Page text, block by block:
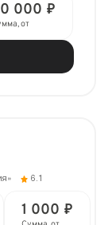
000 ₽
от
6.1
1 000 ₽